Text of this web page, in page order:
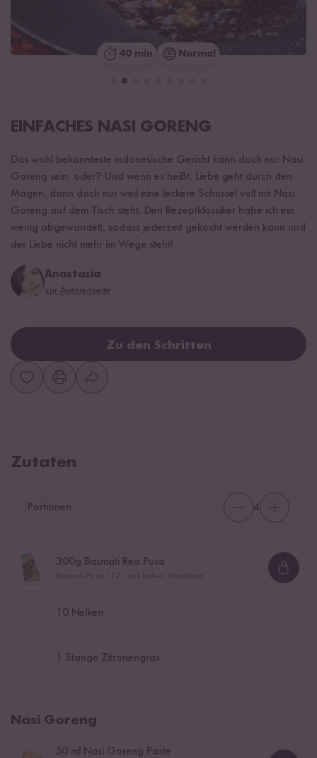
40 min Normal
EINFACHES NASI GORENG
Das wohl bekannteste indonesische Gericht kann doch nur Nasi
Goreng sein, oder? Und wenn es heißt, Liebe geht durch den
Magen, dann doch nur weil eine leckere Schüssel voll mit Nasi
Goreng auf dem Tisch steht. Den Rezeptklassiker habe ich ein
wenig abgewandelt, sodass jederzeit gekocht werden kann und
der Liebe nicht mehr im Wege steht!
Anastasia
zur Autorenseite
Zu den Schritten
Zutaten
Portionen 4
300g Basmati Reis Pusa
10 Nelken
1 Stange Zitronengras
Nasi Goreng
50 ml Nasi Goreng Paste